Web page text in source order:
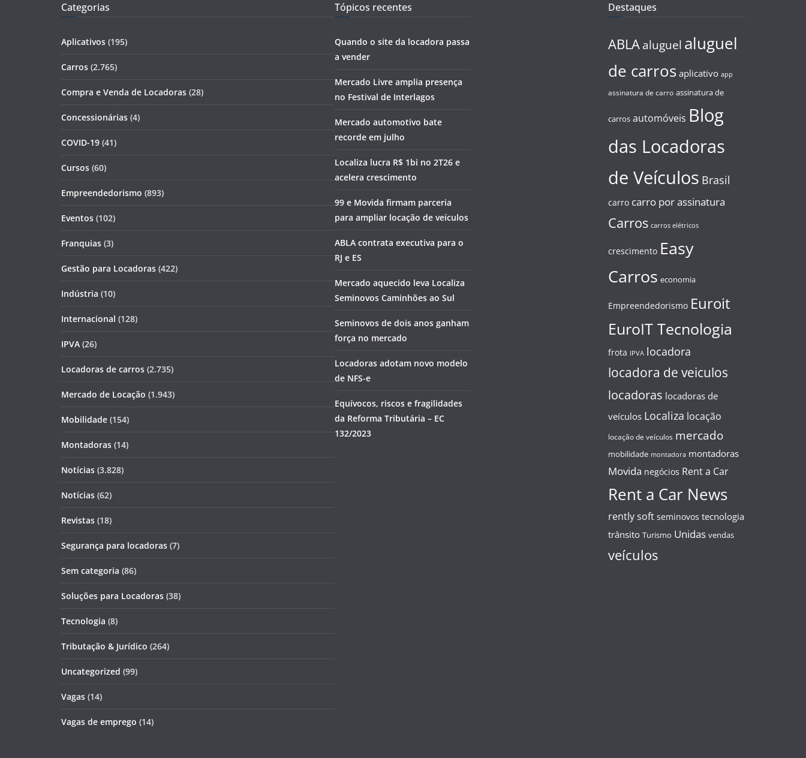
Categorias
Aplicativos (195)
Carros (2.765)
Compra e Venda de Locadoras (28)
Concessionárias (4)
COVID-19 (41)
Cursos (60)
Empreendedorismo (893)
Eventos (102)
Franquias (3)
Gestão para Locadoras (422)
Indústria (10)
Internacional (128)
IPVA (26)
Locadoras de carros (2.735)
Mercado de Locação (1.943)
Mobilidade (154)
Montadoras (14)
Notícias (3.828)
Notícias (62)
Revistas (18)
Segurança para locadoras (7)
Sem categoria (86)
Soluções para Locadoras (38)
Tecnologia (8)
Tributação & Jurídico (264)
Uncategorized (99)
Vagas (14)
Vagas de emprego (14)
Tópicos recentes
Quando o site da locadora passa
a vender
Mercado Livre amplia presença
no Festival de Interlagos
Mercado automotivo bate
recorde em julho
Localiza lucra R$ 1bi no 2T26 e
acelera crescimento
99 e Movida firmam parceria
para ampliar locação de veículos
ABLA contrata executiva para o
RJ e ES
Mercado aquecido leva Localiza
Seminovos Caminhões ao Sul
Seminovos de dois anos ganham
força no mercado
Locadoras adotam novo modelo
de NFS-e
Equívocos, riscos e fragilidades
da Reforma Tributária – EC
132/2023
Destaques
ABLA aluguel aluguel
de carros aplicativo app
assinatura de carro assinatura de
carros automóveis Blog
das Locadoras
de Veículos Brasil
carro carro por assinatura
Carros carros elétricos
crescimento Easy
Carros economia
Empreendedorismo Euroit
EuroIT Tecnologia
frota IPVA locadora
locadora de veiculos
locadoras locadoras de
veículos Localiza locação
locação de veículos mercado
mobilidade montadora montadoras
Movida negócios Rent a Car
Rent a Car News
rently soft seminovos tecnologia
trânsito Turismo Unidas vendas
veículos